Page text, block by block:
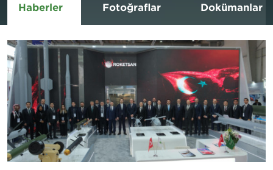
Haberler Fotoğraflar Dokümanlar